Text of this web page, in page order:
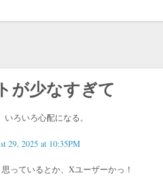
が少なすぎて
ろいろ心配になる。
29, 2025 at 10:35PM
っているとか、Xユーザーかっ！